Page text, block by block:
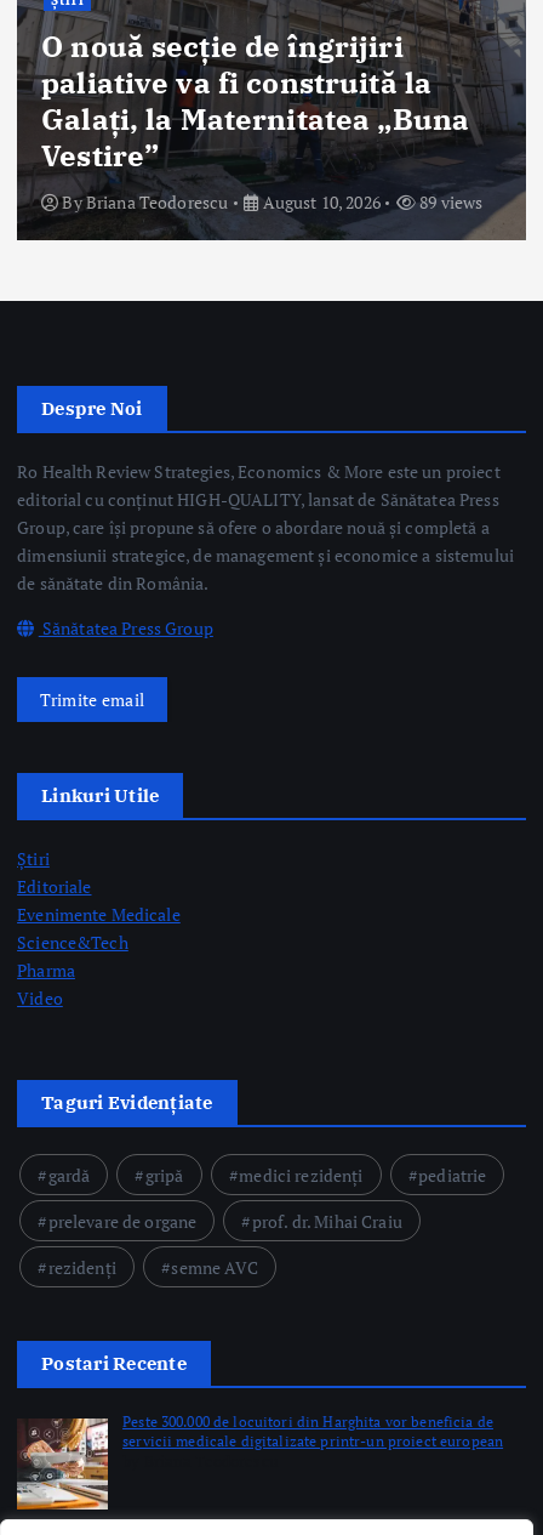
ByBriana Teodorescu August 10, 2026 109 views
Despre Noi
de sănătate din România.
Trimite email
Linkuri Utile
Știri
Editoriale
Pharma
Video
Taguri Evidențiate
gardă
rezidenți
semne AVC
Postari Recente
Peste 300.000 de locuitori din Harghita vor beneficia de
servicii medicale digitalizate printr-un proiect european
by Briana Teodorescu
O nouă secție de îngrijiri paliative va fi construită la Galați,
la Maternitatea „Buna Vestire”
by Briana Teodorescu